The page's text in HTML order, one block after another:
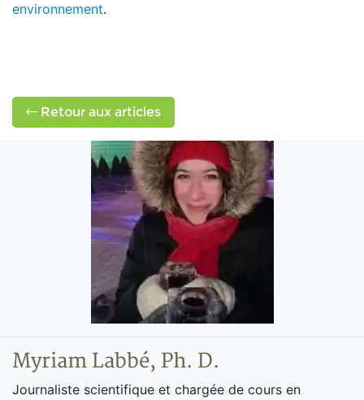
environnement.
Retour aux articles
Myriam Labbé, Ph. D.
Journaliste scientifique et chargée de cours en